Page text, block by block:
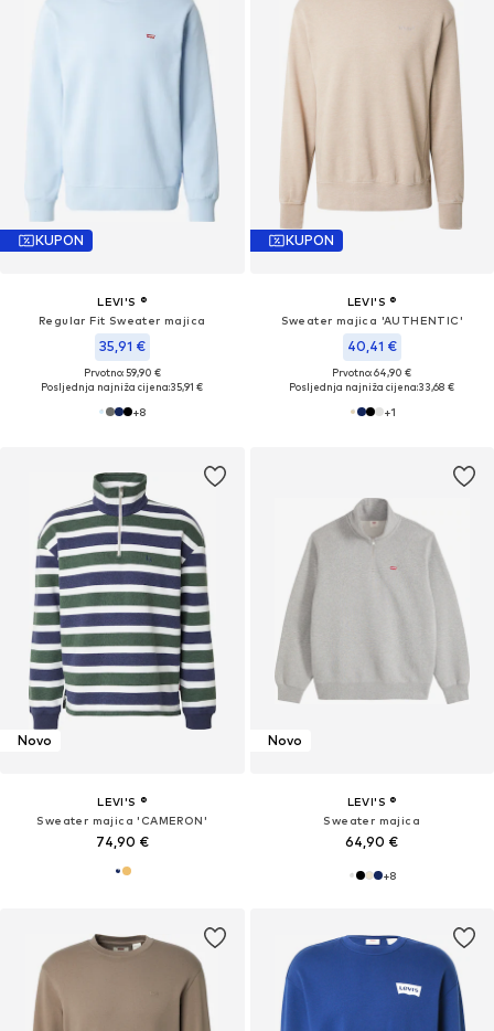
KUPON
LEVI'S ®
Regular Fit Sweater majica
35,91 €
Prvotno: 59,90 €
Posljednja najniža cijena:35,91 €
+8
KUPON
LEVI'S ®
Sweater majica 'AUTHENTIC'
40,41 €
Prvotno: 64,90 €
Posljednja najniža cijena:33,68 €
+1
Novo
LEVI'S ®
Sweater majica 'CAMERON'
74,90 €
Novo
LEVI'S ®
Sweater majica
64,90 €
+8